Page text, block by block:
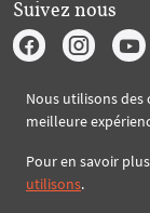
Nous utilisons des
meilleure
Pour en savoir
utilisons.
Suivez nous
Abonnez-vous à